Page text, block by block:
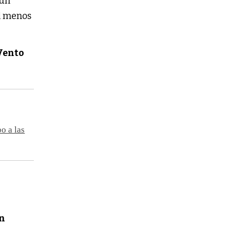
menos
a las